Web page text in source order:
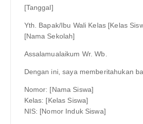
[Tanggal]
Yth. Bapak/Ibu Wali Kelas [Kelas
[Nama Sekolah]
Assalamualaikum Wr. Wb.
Dengan ini, saya memberitahukan
Nomor: [Nama Siswa]
Kelas: [Kelas Siswa]
NIS: [Nomor Induk Siswa]